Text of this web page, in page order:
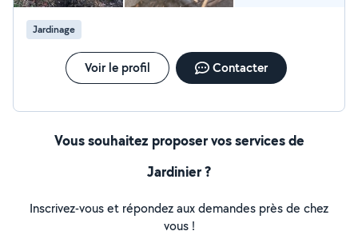
Jardinage
Voir le profil Contacter
Vous souhaitez proposer vos services de
Jardinier ?
Inscrivez-vous et répondez aux demandes près de chez
vous !